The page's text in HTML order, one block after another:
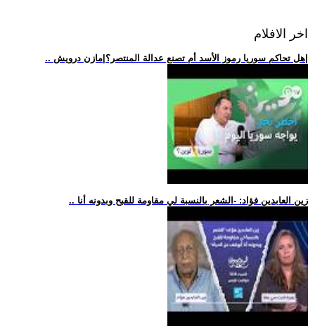
اخر الافلام
.. زين العابدين فؤاد: -الشعر بالنسبة لي مقاومة للقبح وبدونه أنا